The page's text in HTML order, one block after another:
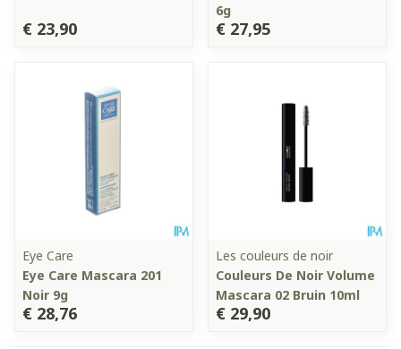
€ 23,90
6g
€ 27,95
Eye Care
Eye Care Mascara 201
Noir 9g
€ 28,76
Les couleurs de noir
Couleurs De Noir Volume
Mascara 02 Bruin 10ml
€ 29,90